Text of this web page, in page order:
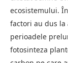
ecosistemului.
factori au dus la
perioadele
fotosinteza